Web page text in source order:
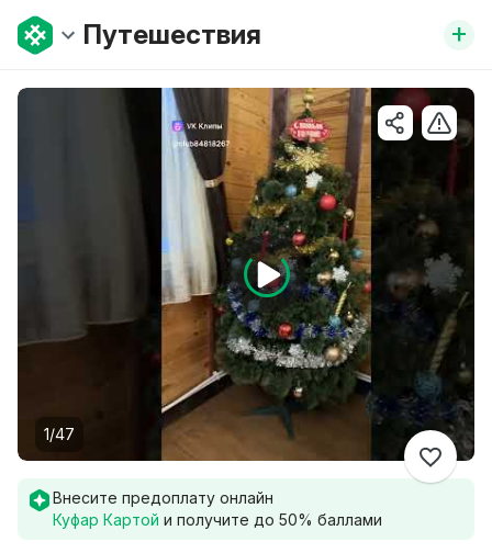
Путешествия +
1/47
Внесите предоплату онлайн
Куфар Картой и получите до 50% баллами